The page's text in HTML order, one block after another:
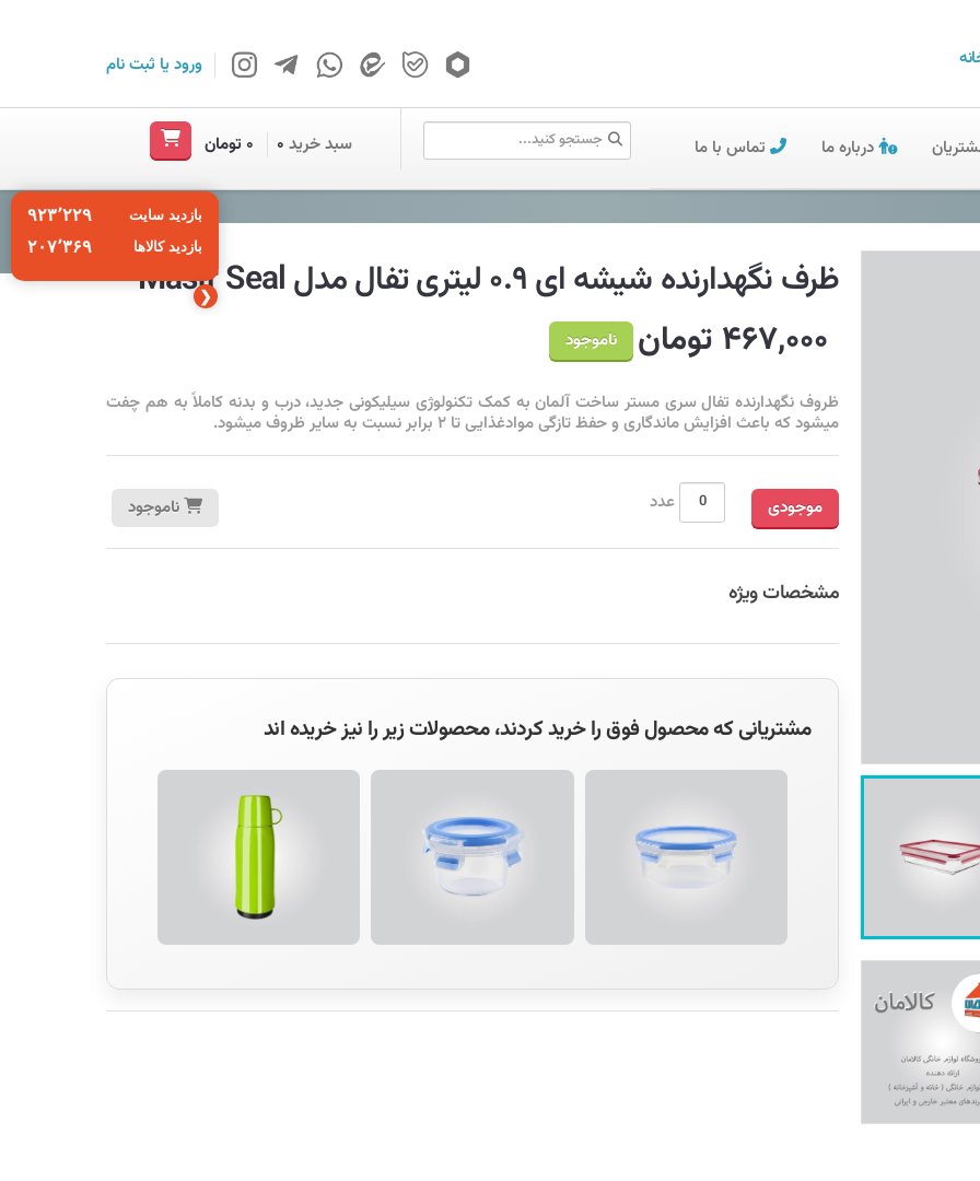
ورودیا ثبت نام
درباره ما تماس با ما سبد خرید ۰ ۰ تومان
ظرف نگهدارنده شیشه ای ۰.۹ لیتری تفال مدل Mastr Seal
۴۶۷,۰۰۰ تومان
ناموجود
ظروف نگهدارنده تفال سری مستر ساخت آلمان به کمک تکنولوژی سیلیکونی جدید، درب و بدنه کاملاً به هم چفت
میشود که باعث افزایش ماندگاری و حفظ تازگی موادغذایی تا ۲ برابر نسبت به سایر ظروف میشود.
موجودی عدد ناموجود
مشخصات ویژه
مشتریانی که محصول فوق را خرید کردند، محصولات زیر را نیز خریده اند
❮
بازدید سایت ۹۲۳٬۲۲۹
بازدید کالاها ۲۰۷٬۳۶۹